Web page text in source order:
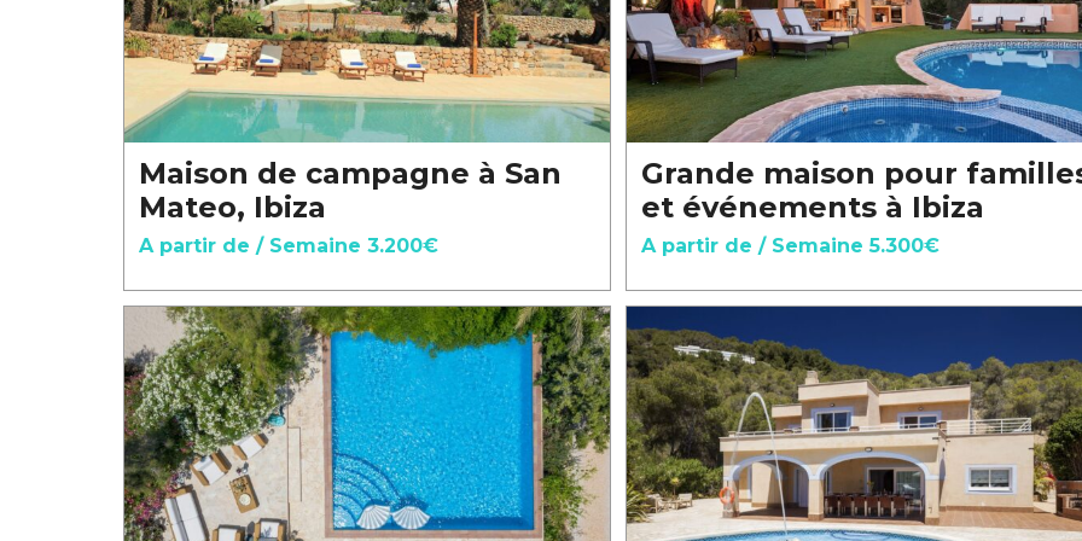
Maison de campagne à San
Mateo, Ibiza
A partir de / Semaine 3.200€
Grande maison pour
et événements à Ibiza
A partir de / Semaine 5.300€